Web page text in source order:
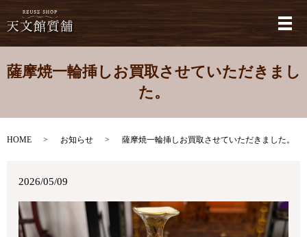
メ
薩摩焼一輪挿しお買取させていただきまし
た。
HOME お知らせ 薩摩焼一輪挿しお買取させていただきました。
2026/05/09